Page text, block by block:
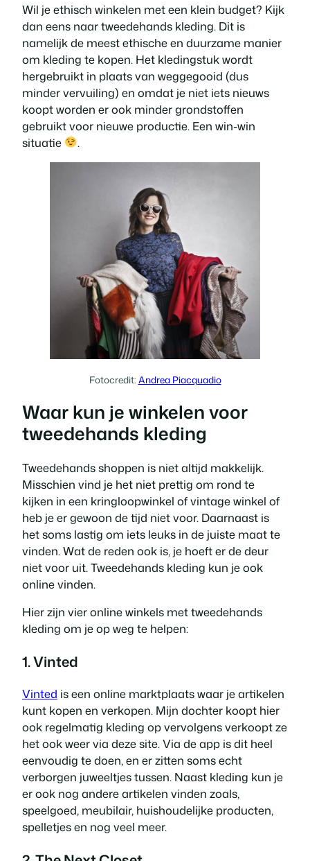
Wil je ethisch winkelen met een klein budget? Kijk
dan eens naar tweedehands kleding. Dit is
namelijk de meest ethische en duurzame manier
om kleding te kopen. Het kledingstuk wordt
hergebruikt in plaats van weggegooid (dus
minder vervuiling) en omdat je niet iets nieuws
koopt worden er ook minder grondstoffen
gebruikt voor nieuwe productie. Een win-win
situatie
.
Fotocredit: Andrea Piacquadio
Waar kun je winkelen voor
tweedehands kleding
Tweedehands shoppen is niet altijd makkelijk.
Misschien vind je het niet prettig om rond te
kijken in een kringloopwinkel of vintage winkel of
heb je er gewoon de tijd niet voor. Daarnaast is
het soms lastig om iets leuks in de juiste maat te
vinden. Wat de reden ook is, je hoeft er de deur
niet voor uit. Tweedehands kleding kun je ook
online vinden.
Hier zijn vier online winkels met tweedehands
kleding om je op weg te helpen:
1. Vinted
Vinted is een online marktplaats waar je artikelen
kunt kopen en verkopen. Mijn dochter koopt hier
ook regelmatig kleding op vervolgens verkoopt ze
het ook weer via deze site. Via de app is dit heel
eenvoudig te doen, en er zitten soms echt
verborgen juweeltjes tussen. Naast kleding kun je
er ook nog andere artikelen vinden zoals,
speelgoed, meubilair, huishoudelijke producten,
spelletjes en nog veel meer.